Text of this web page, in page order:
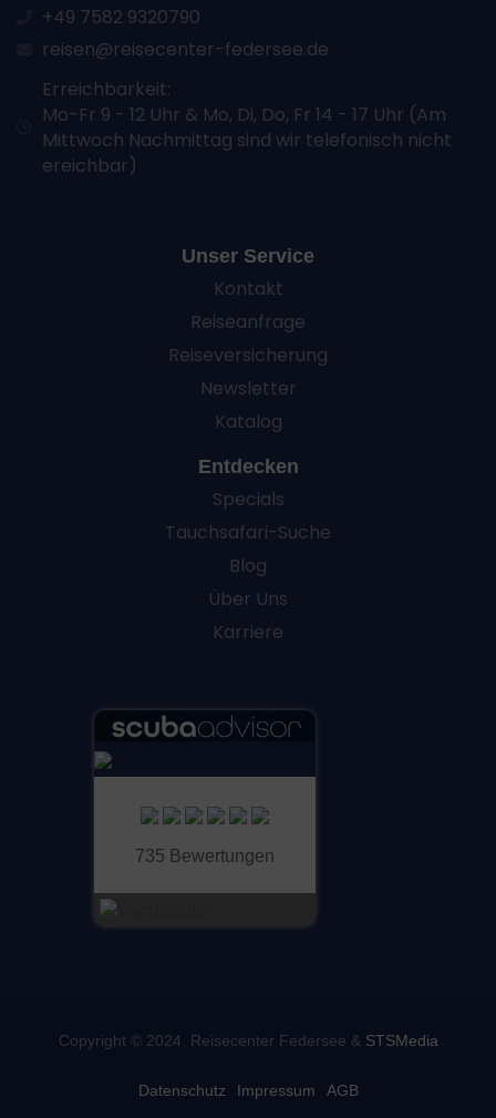
+49 7582 9320790
reisen@reisecenter-federsee.de
Erreichbarkeit:
Mo-Fr 9 - 12 Uhr & Mo, Di, Do, Fr 14 - 17 Uhr (Am
Mittwoch Nachmittag sind wir telefonisch nicht
ereichbar)
Unser Service
Kontakt
Reiseanfrage
Reiseversicherung
Newsletter
Katalog
Entdecken
Specials
Tauchsafari-Suche
Blog
Über Uns
Karriere
735 Bewertungen
Copyright © 2024. Reisecenter Federsee & STSMedia
Datenschutz Impressum AGB
Kombinationen von Daten aus verschiedenen Quellen
Entwicklung und Verbesserung der Angebote
Verwendung reduzierter Daten zur Auswahl von
Inhalten
Verwendung genauer Standortdaten
Endgeräteeigenschaften zur Identifikation aktiv
abfragen